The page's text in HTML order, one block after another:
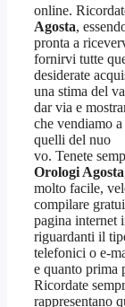
online.
Agosta,
pronta a
fornirvi tutte
desiderate
una stima del
dar via e
che vendiamo
quelli del nuo
vo. Tenete
Orologi Agosta
molto facile,
compilare
pagina internet
riguardanti il
telefonici o e-
e quanto prima
Ricordate
rappresentano